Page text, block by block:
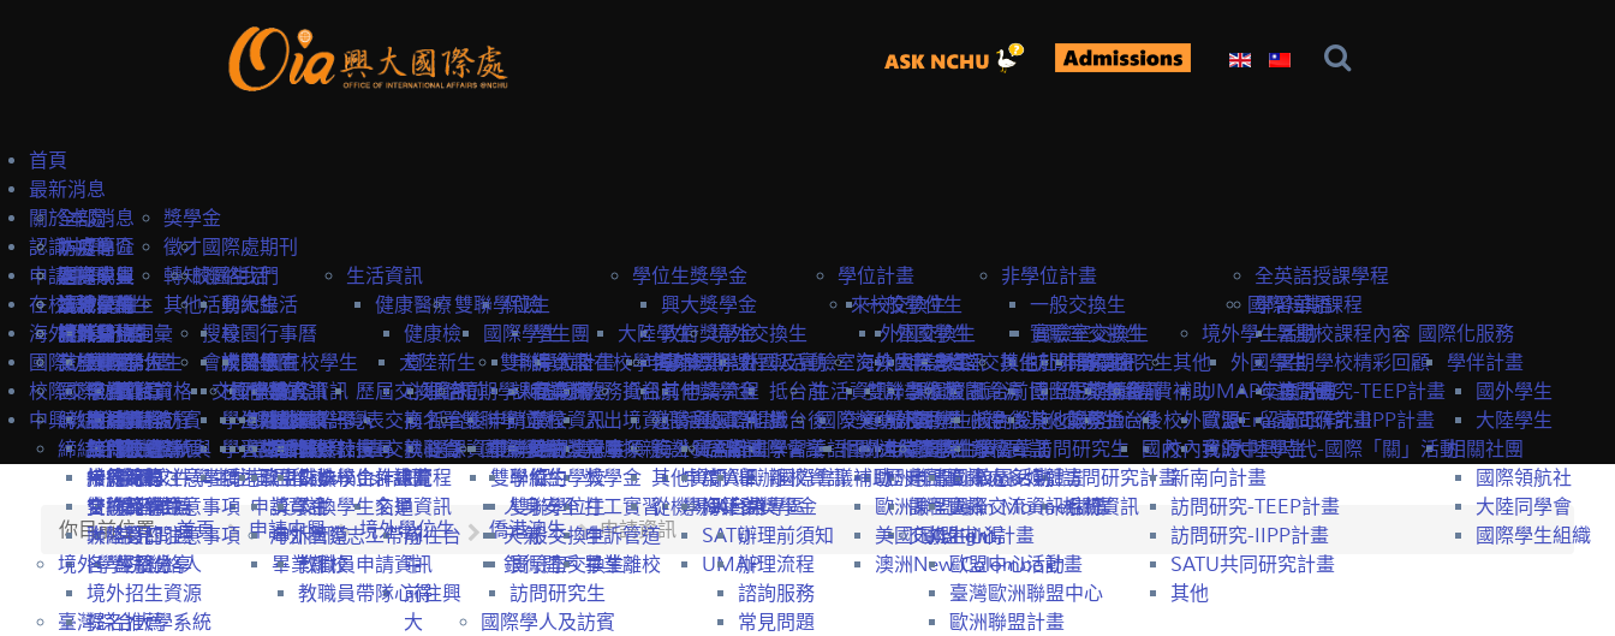
首頁
最新消息
全部消息
防疫專區
國際學生
本地學生
教職員
獎學金
徵才
轉知
其他
關於本處
本處簡介
本處成員
法規彙編
中英雙語詞彙
國際處期刊
聯絡我們
活動紀錄
搜尋
會議記錄
認識中興
選擇中興
認識台灣
認識台中
就學費用
學費
生活費
工作機會
校園生活
興大生活
校園行事曆
校園地圖
校內設施
學生活動
學習生活
學生住宿
生活資訊
健康醫療
健康檢
查
心理諮
商
就醫資
訊
保險
學生團
保
商業保
險
全民健
保
交通資訊
前往台
中
前往興
大
人身安全
天氣
銀行開戶
學位生獎學金
興大獎學金
政府獎學金
專案獎學金
其他獎學金
學位計畫
一般學位生
外國學生
大陸學生
雙聯學位生
外國學生
大陸學生
非學位計畫
一般交換生
實驗室交換生
訪問研究生
國際短期課程
全英語授課學程
學習華語
申請中興
境外學位生
身分別
國際學位生
國籍資格
申請流程
招生系所
申請文件
提名推薦
常見問題
經驗分享
大陸學生
申請資訊
課程資訊
常見問題
僑港澳生
申請資訊
雙聯學位生
國際學生
申請資訊
課程資訊
大陸學生
申請資訊
來校交換生
外國交換生
申請資訊
課程資訊
交換生心得
實驗室交換生
申請資訊
研究室資訊
交換生心得
大陸交換生
申請資訊
課程資訊
交換生心得
訪問研究生
訪問研究計畫
相關資訊
國際短期課程
暑期校課程內容
暑期學校精彩回顧
訪問研究-TEEP計畫
訪問研究-IIPP計畫
在校境外學生
境外學位生
外國新生
抵台前
抵台後
統一證號與
簽證
學習華語
外國在校學生
教務資訊
選課資訊
工作證
居留證
獎學金
申訴管道
畢業離校
大陸新生
抵台前
抵台後
選課資訊
大陸在校學生
教務資訊
入出境資訊
親屬探親
獎學金
打工實習
申訴管道
畢業離校
境外交換生
外國及實驗室交換生
抵台前
抵台後
學習華語
離校資訊
大陸交換生
抵台前
抵台後
離校資訊
訪問研究生
抵台前
抵台後
境外學生活動
外國學生
年度活動
留臺工作
大陸學生
國際化服務
學伴計畫
國外學生
大陸學生
相關社團
國際領航社
大陸同學會
國際學生組織
海外教育計畫
交換學生計畫
申請簡章
申請流程
熱門校統計
常見問題
交換獎學金
交換學校資訊
海外地區
大陸地區
歷屆交換資訊
交換名單
交換心得
雙聯學位計畫
申請流程
學校資訊
雙聯獎學金
海外短期課程與活動
申請流程
活動資訊
海外實習計畫
申請資訊
學海築夢獎學金
海外國際志工
計畫緣起
服務目標
申請資訊
歷史回顧
其他赴外獎學金
博士生獎學金
其他獎學金
其他
UMAP交換計畫
歐盟Erasmus+計畫
我的中興時代-國際「關」活動
國際訪賓與學人
國際訪賓
關於國際訪賓
接待原則
接待紀錄
國際學人
關於國際學人
交換教授計畫
歐盟Erasmus+計畫
短期學人訪問卡
申請流程
申請要點
抵台前
邀請函&工作證
簽證&居留證
其他資訊
從機場到台中
生活資訊
交通資訊
相關連結
校園資源
校內設施&服務
學習華語
校園活動
經費補助
校外資源
校內資源
校際交流合作
締結合約
締約注意事項
締約流程
合約範本
大陸簽約注意事項
各學院聯絡人
姊妹校一覽表
姊妹校搜尋
姊妹校合作總覽
雙聯學位
雙聯締約注意事項
雙聯締約學校
參與國際組織
EAIE
APAIE
NAFSA
SATU
UMAP
國際獎助計畫
國外
歐洲聯盟Erasmus+計畫
歐洲聯盟Jean Monnet計畫
美國Fulbright計畫
澳洲New Colombo計畫
國內
新南向計畫
訪問研究-TEEP計畫
訪問研究-IIPP計畫
SATU共同研究計畫
其他
臺灣綜合大學系統
中興教職員
締結合約
一般締約注意事項
雙聯締約注意事項
聯絡窗口
境外學生招生
境外招生資源
提名推薦
海外教育計畫
交換學生計畫流程
交換學生名單
海外國際志工帶隊
教職員申請資訊
教職員帶隊心得
國際學生
學位生
雙聯學位生
一般交換生
實驗室交換生
訪問研究生
國際學人及訪賓
主辦國際會議
舉辦國際會議補助
入台證專區
辦理前須知
辦理流程
諮詢服務
常見問題
國際化資源
國際處多媒體
國際交流資訊系統
歐盟中心
歐盟中心活動
臺灣歐洲聯盟中心
歐洲聯盟計畫
你目前位置: 首頁 申請中興 境外學位生 僑港澳生 申請資訊